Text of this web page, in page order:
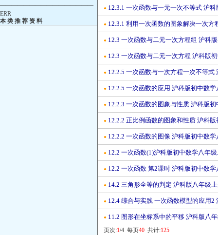
————————————————
ERR
本 类 推 荐 资 料
● 12.3.1 一次函数与一元一次不等式 沪
● 12.3.1 利用一次函数的图象解决一次
● 12.3 一次函数与二元一次方程组 沪科
● 12.3 一次函数与二元一次方程 沪科版
● 12.2.5 一次函数与一次方程一次不等
● 12.2.5 一次函数的应用 沪科版初中数
● 12.2.3 一次函数的图象与性质 沪科版
● 12.2.2 正比例函数的图象和性质 沪科
● 12.2.2 一次函数的图像 沪科版初中数
● 12.2 一次函数(1)沪科版初中数学八年
● 12.2 一次函数 第2课时 沪科版初中数
● 14.2 三角形全等的判定 沪科版八年级
● 12.4 综合与实践 一次函数模型的应用
● 11.2 图形在坐标系中的平移 沪科版八
页次:1/4 每页40 共计:125